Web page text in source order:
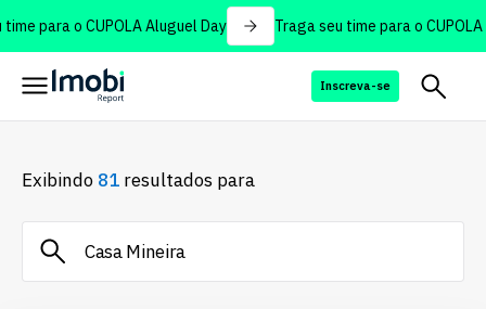
para o CUPOLA Aluguel Day Traga seu time para o CUPOLA
Inscreva-se
Exibindo 81 resultados para